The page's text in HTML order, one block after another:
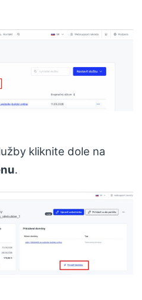
kliknite dole na
.